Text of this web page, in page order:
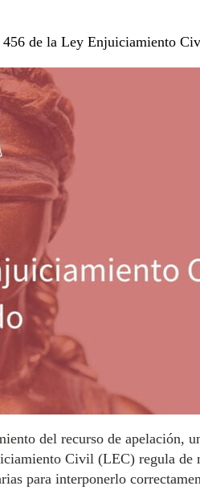
de la Ley Enjuiciamiento
del recurso de apelación,
Civil (LEC) regula de
para interponerlo